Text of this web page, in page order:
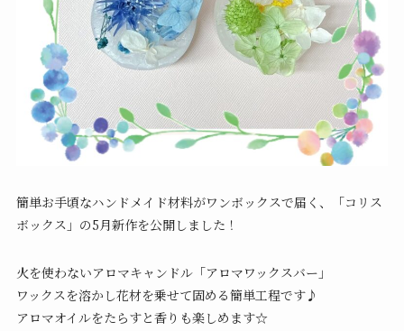
簡単お手頃なハンドメイド材料がワンボックスで届く、「コリス
ボックス」の5月新作を公開しました！
火を使わないアロマキャンドル「アロマワックスバー」
ワックスを溶かし花材を乗せて固める簡単工程です♪
アロマオイルをたらすと香りも楽しめます☆